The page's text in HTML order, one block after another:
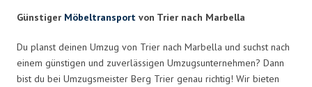
Günstiger Möbeltransport von Trier nach Marbella
Du planst deinen Umzug von Trier nach Marbella und suchst nach
einem günstigen und zuverlässigen Umzugsunternehmen? Dann
bist du bei Umzugsmeister Berg Trier genau richtig! Wir bieten